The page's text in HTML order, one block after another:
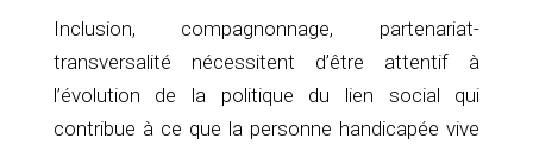
Inclusion, compagnonnage, partenariat-
transversalité nécessitent d’être attentif à
l’évolution de la politique du lien social qui
contribue à ce que la personne handicapée vive